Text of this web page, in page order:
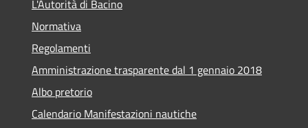
L'Autorità di Bacino
Normativa
Regolamenti
Amministrazione trasparente dal 1 gennaio 2018
Albo pretorio
Calendario Manifestazioni nautiche